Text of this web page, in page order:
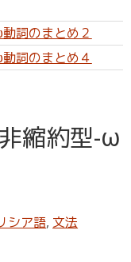
詞のまとめ２
詞のまとめ４
縮約型-ω
シア語, 文法